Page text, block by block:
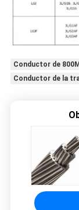
Conductor de
Conductor de la